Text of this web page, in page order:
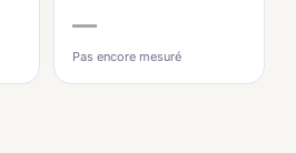
—
Pas encore mesuré